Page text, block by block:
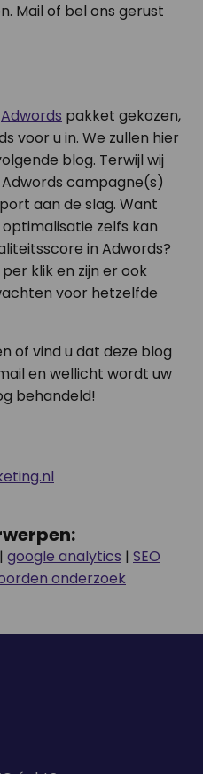
Mail of bel ons gerust
Adwords pakket gekozen,
voor u in. We zullen hier
blog. Terwijl wij
campagne(s)
aan de slag. Want
zelfs kan
in Adwords?
klik en zijn er ook
voor hetzelfde
of vind u dat deze blog
en wellicht wordt uw
behandeld!
| google analytics | SEO
onderzoek